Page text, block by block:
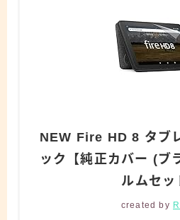
NEW Fire HD 8 タブ
ック【純正カバー (ブ
ルムセッ
created by